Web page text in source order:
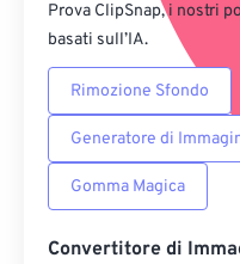
Prova ClipSnap, i nostri
basati sull’IA.
Rimozione Sfondo
Generatore di
Gomma Magica
Convertitore di